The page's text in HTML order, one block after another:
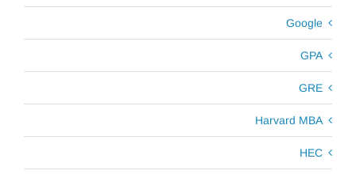
Google
GPA
GRE
Harvard MBA
HEC